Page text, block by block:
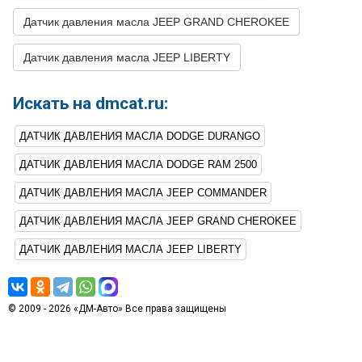
32 JEEP GRAND CHEROKEE 2006 V6 3.7L
33 JEEP
34 JEEP GRAND CHEROKEE 2006
37 JEEP GRAND CHEROKEE 2005
38 JEEP GRAND CHEROKEE 2004
39 JEEP GRAND CHEROKEE 2004 L6 4.0L - SOHC
40 JEEP GRAND CHEROKEE 2004 V8 4.7L
41 JEEP GRAND CHEROKEE 2003
42 JEEP GRAND CHEROKEE
43 JEEP LIBERTY 2007
Датчик давления масла JEEP GRAND CHEROKEE
Датчик давления масла JEEP LIBERTY
Искать на dmcat.ru:
ДАТЧИК ДАВЛЕНИЯ МАСЛА DODGE DURANGO
ДАТЧИК ДАВЛЕНИЯ МАСЛА DODGE RAM 2500
ДАТЧИК ДАВЛЕНИЯ МАСЛА JEEP COMMANDER
ДАТЧИК ДАВЛЕНИЯ МАСЛА JEEP GRAND CHEROKEE
ДАТЧИК ДАВЛЕНИЯ МАСЛА JEEP LIBERTY
© 2009 - 2026 «ДМ-Авто» Все права защищены